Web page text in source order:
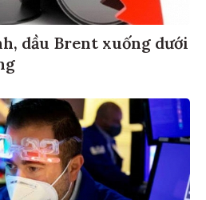
dầu Brent xuống dưới